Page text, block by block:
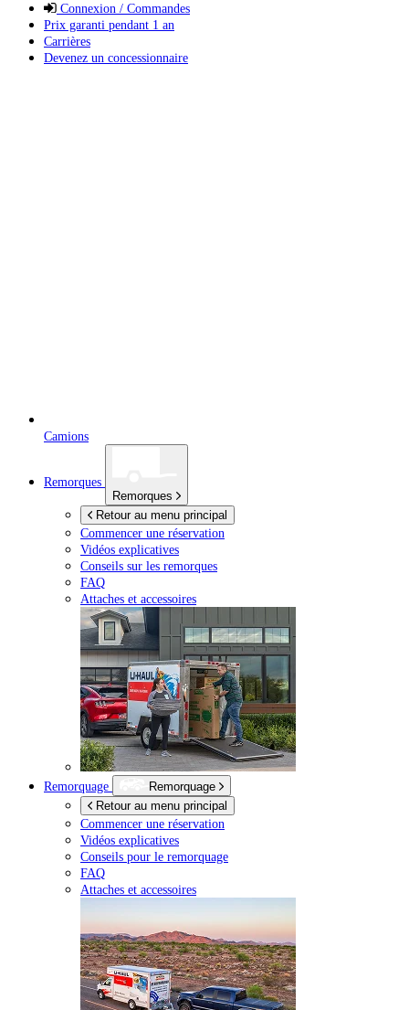
Connexion / Commandes
Prix garanti pendant 1 an
Carrières
Devenez un concessionnaire
Camions
Remorques
Remorques
Retour au menu principal
Commencer une réservation
Vidéos explicatives
Conseils sur les remorques
FAQ
Attaches et accessoires
Remorquage
Remorquage
Retour au menu principal
Commencer une réservation
Vidéos explicatives
Conseils pour le remorquage
FAQ
Attaches et accessoires